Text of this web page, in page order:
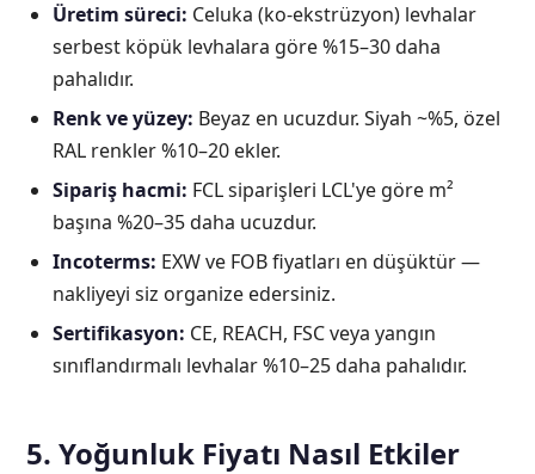
Üretim süreci: Celuka (ko-ekstrüzyon) levhalar
serbest köpük levhalara göre %15–30 daha
pahalıdır.
Renk ve yüzey: Beyaz en ucuzdur. Siyah ~%5, özel
RAL renkler %10–20 ekler.
Sipariş hacmi: FCL siparişleri LCL'ye göre m²
başına %20–35 daha ucuzdur.
Incoterms: EXW ve FOB fiyatları en düşüktür —
nakliyeyi siz organize edersiniz.
Sertifikasyon: CE, REACH, FSC veya yangın
sınıflandırmalı levhalar %10–25 daha pahalıdır.
5. Yoğunluk Fiyatı Nasıl Etkiler